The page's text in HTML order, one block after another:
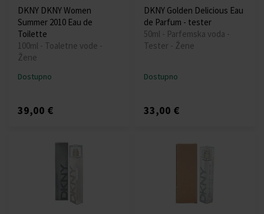
DKNY DKNY Women
Summer 2010 Eau de
Toilette
100ml - Toaletne vode -
Žene
Dostupno
39,00 €
DKNY Golden Delicious Eau
de Parfum - tester
50ml - Parfemska voda -
Tester - Žene
Dostupno
33,00 €